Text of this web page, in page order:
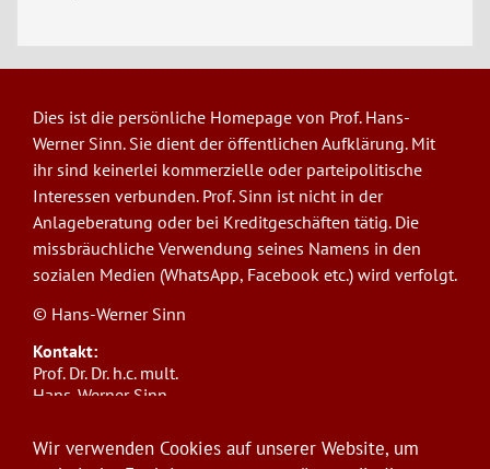
Dies ist die persönliche Homepage von Prof. Hans-
Werner Sinn. Sie dient der öffentlichen Aufklärung. Mit
ihr sind keinerlei kommerzielle oder parteipolitische
Interessen verbunden. Prof. Sinn ist nicht in der
Anlageberatung oder bei Kreditgeschäften tätig. Die
missbräuchliche Verwendung seines Namens in den
sozialen Medien (WhatsApp, Facebook etc.) wird verfolgt.
© Hans-Werner Sinn
Kontakt:
Prof. Dr. Dr. h.c. mult.
Hans-Werner Sinn,
ifo Institut
Poschingerstr. 5, 81679 München
Wir verwenden Cookies auf unserer Website, um